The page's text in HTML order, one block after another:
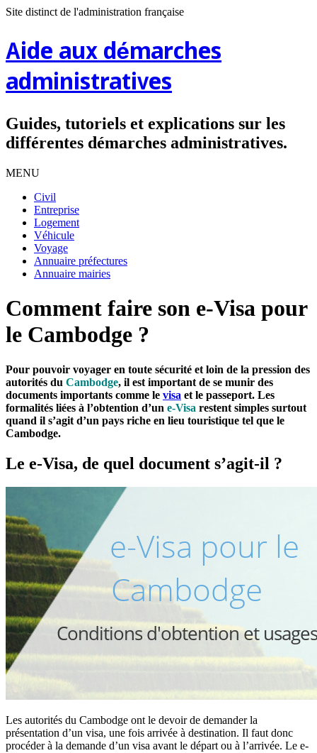
Site distinct de l'administration française
Aide aux démarches
administratives
Guides, tutoriels et explications sur les
différentes démarches administratives.
MENU
Civil
Entreprise
Logement
Véhicule
Voyage
Annuaire préfectures
Annuaire mairies
Comment faire son e-Visa pour
le Cambodge ?
Pour pouvoir voyager en toute sécurité et loin de la pression des
autorités du Cambodge, il est important de se munir des
documents importants comme le visa et le passeport. Les
formalités liées à l’obtention d’un e-Visa restent simples surtout
quand il s’agit d’un pays riche en lieu touristique tel que le
Cambodge.
Le e-Visa, de quel document s’agit-il ?
Les autorités du Cambodge ont le devoir de demander la
présentation d’un visa, une fois arrivée à destination. Il faut donc
procéder à la demande d’un visa avant le départ ou à l’arrivée. Le e-